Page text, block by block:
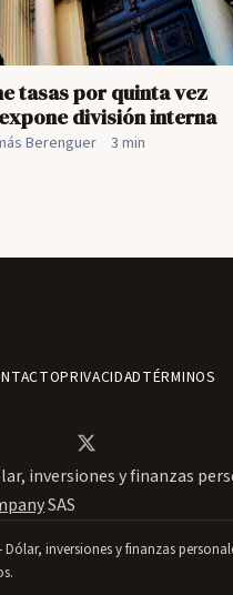
tasas por quinta vez
división interna
Berenguer 3 min
PRIVACIDADTÉRMINOS
inversiones y finanzas
SAS
inversiones y finanzas